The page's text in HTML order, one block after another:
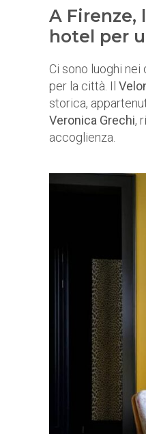
A Firenze,
hotel per
Ci sono luoghi nei
per la città. Il
storica,
Veronica Grechi,
accoglienza.